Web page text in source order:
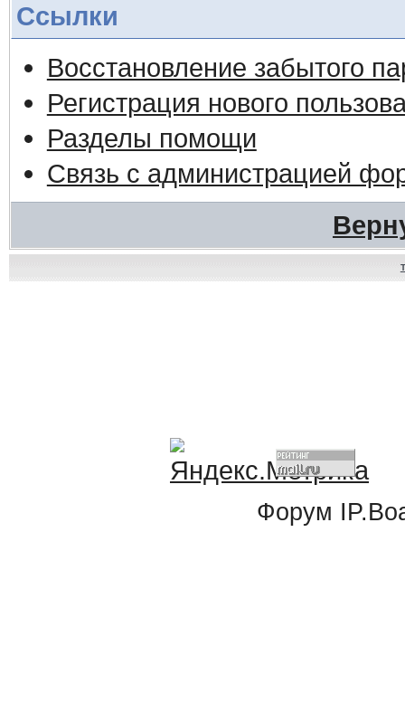
Ссылки
Восстановление забытого
Регистрация нового
Разделы помощи
Связь с администрацией
Форум